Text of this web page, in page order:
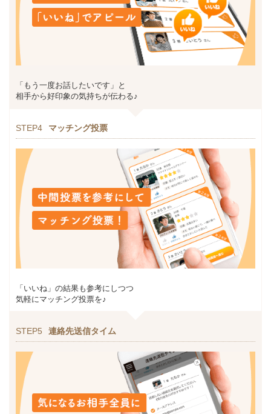
「もう一度お話したいです」と
相手から好印象の気持ちが伝わる♪
STEP4 マッチング投票
「いいね」の結果も参考にしつつ
気軽にマッチング投票を♪
STEP5 連絡先送信タイム